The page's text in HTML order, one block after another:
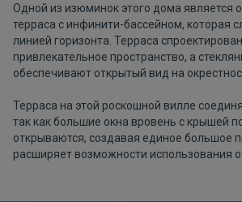
Одной из изюминок этого дома является
терраса с инфинити-бассейном, которая
линией горизонта. Терраса
привлекательное пространство, а
обеспечивают открытый вид на
Терраса на этой роскошной вилле
так как большие окна вровень с крышей
открываются, создавая единое большое
расширяет возможности использования